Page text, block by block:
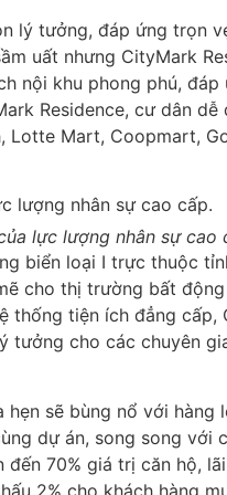
lý tưởng, đáp ứng trọn
uất nhưng CityMark
nội khu phong phú, đáp
Residence, cư dân dễ
Lotte Mart, Coopmart,
lực lượng nhân sự cao
biển loại I trực thuộc
cho thị trường bất động
thống tiện ích đẳng cấp,
tưởng cho các chuyên
sẽ bùng nổ với hàng
dự án, song song với
đến 70% giá trị căn hộ,
2% cho khách hàng